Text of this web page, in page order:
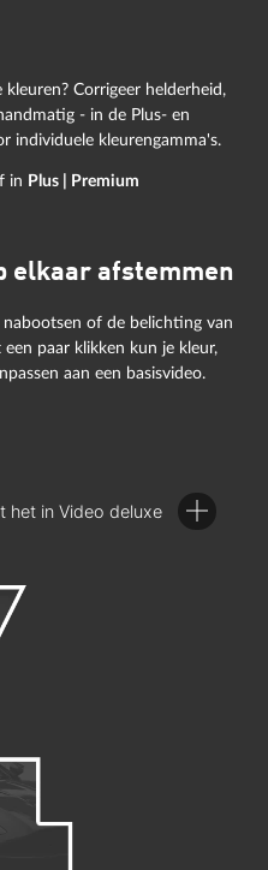
Corrigeer helderheid,
- in de Plus- en
individuele kleurengamma's.
in Plus | Premium
elkaar afstemmen
of de belichting van
paar klikken kun je kleur,
aan een basisvideo.
het in Video deluxe
zijn te vinden in het
Klik eerst op de video
effect in. De
contrast en kleur kunnen
door 1-klickoptimalisatie.
en achtergrond
de geïntegreerde